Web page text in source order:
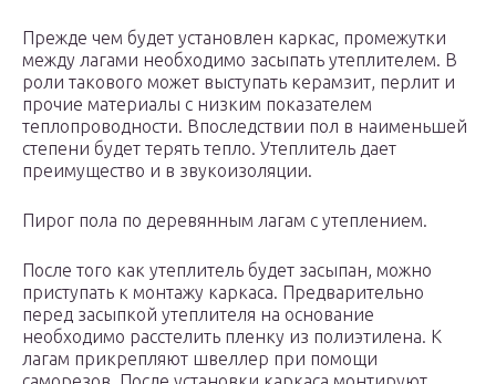
Прежде чем будет установлен каркас, промежутки
между лагами необходимо засыпать утеплителем. В
роли такового может выступать керамзит, перлит и
прочие материалы с низким показателем
теплопроводности. Впоследствии пол в наименьшей
степени будет терять тепло. Утеплитель дает
преимущество и в звукоизоляции.
Пирог пола по деревянным лагам с утеплением.
После того как утеплитель будет засыпан, можно
приступать к монтажу каркаса. Предварительно
перед засыпкой утеплителя на основание
необходимо расстелить пленку из полиэтилена. К
лагам прикрепляют швеллер при помощи